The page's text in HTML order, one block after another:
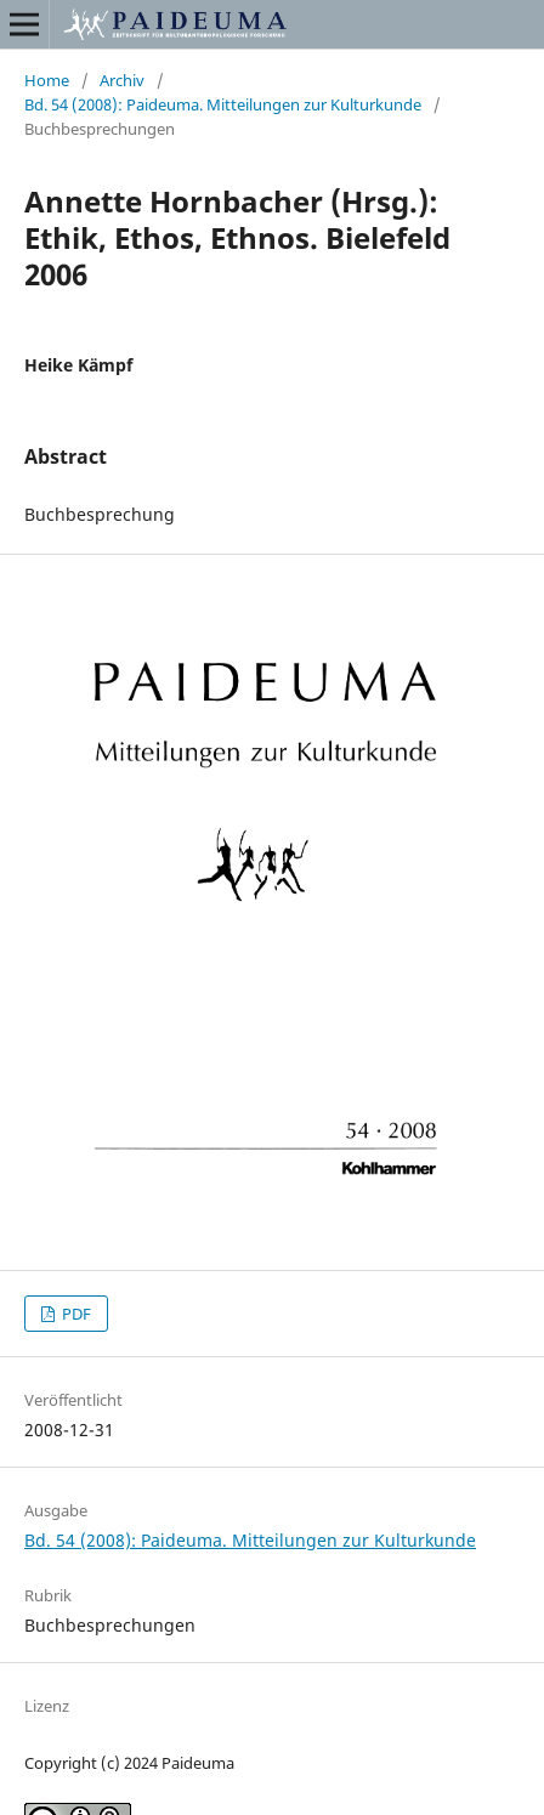
Home / Archiv
/
Bd. 54 (2008): Paideuma. Mitteilungen zur Kulturkunde
/
Buchbesprechungen
Annette Hornbacher (Hrsg.):
Ethik, Ethos, Ethnos. Bielefeld
2006
Heike Kämpf
Abstract
Buchbesprechung
PDF
Veröffentlicht
2008-12-31
Ausgabe
Bd. 54 (2008): Paideuma. Mitteilungen zur Kulturkunde
Rubrik
Buchbesprechungen
Lizenz
Copyright (c) 2024 Paideuma